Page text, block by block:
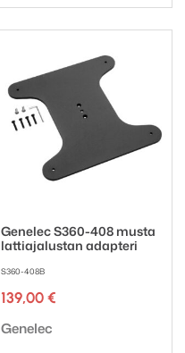
Genelec S360-408 musta
lattiajalustan adapteri
S360-408B
139,00 €
Tuotemerkki:
Genelec